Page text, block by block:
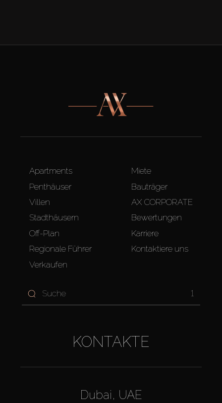
Apartments
Penthäuser
Villen
Stadthäusern
Off-Plan
Regionale Führer
Verkaufen
Miete
Bauträger
AX CORPORATE
Bewertungen
Karriere
Kontaktiere uns
1
KONTAKTE
Dubai, UAE